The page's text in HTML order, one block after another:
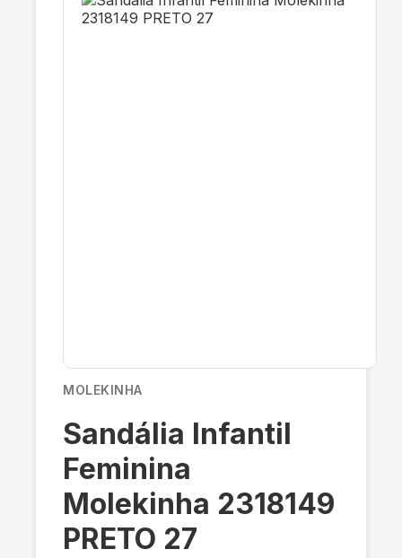
MOLEKINHA
Sandália Infantil
Feminina
Molekinha 2318149
PRETO 27